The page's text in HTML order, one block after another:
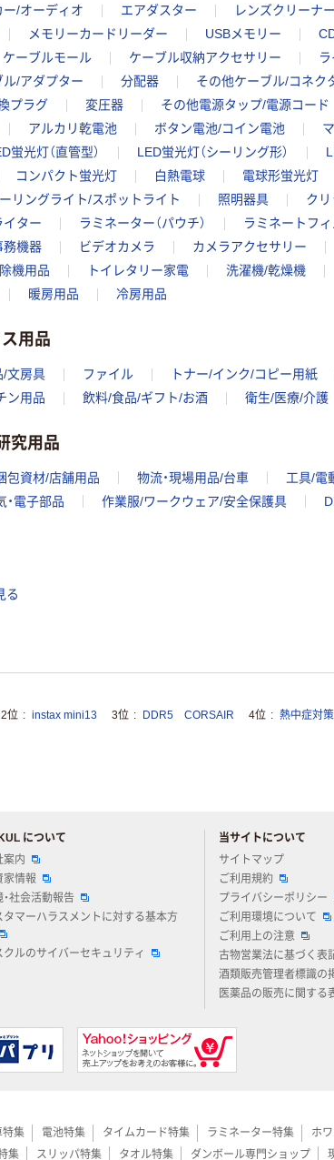
ー/オーディオ
エアダスター レンズクリーナー
メモリーカードリーダー USBメモリー
ケーブルモール ケーブル収納アクセサリー
ル/アダプター
分配器 その他ケーブル/コネク
プラグ
変圧器 その他電源タップ/電源コード
アルカリ乾電池 ボタン電池/コイン電池
蛍光灯（直管型）
LED蛍光灯（シーリング形）
コンパクト蛍光灯 白熱電球 電球形蛍光灯
リングライト/スポットライト
照明器具 ク
イター
ラミネーター（パウチ） ラミネートフィ
務機器
ビデオカメラ カメラアクセサリー
機用品
トイレタリー家電 洗濯機/乾燥機
暖房用品 冷房用品
用品
/文房具 ファイル トナー/インク/コピー用紙
ン用品
飲料/食品/ギフト/お酒 衛生/医療/介護
究用品
包資材/店舗用品 物流・現場用品/台車 工具/電
・電子部品
作業服/ワークウェア/安全保護具
る
2位 instax mini13 3位 DDR5 CORSAIR 4位 熱中症対策
について
案内
家情報
・社会活動報告
タマーハラスメントに対する基本方
クルのサイバーセキュリティ
当サイトについて
サイトマップ
ご利用規約
プライバシーポリシー
ご利用環境について
ご利用上の注意
古物営業法に基づく表
酒類販売管理者標識の
医薬品の販売に関する
特集 電池特集 タイムカード特集 ラミネーター特集 ホ
集 スリッパ特集 タオル特集 ダンボール専門ショップ